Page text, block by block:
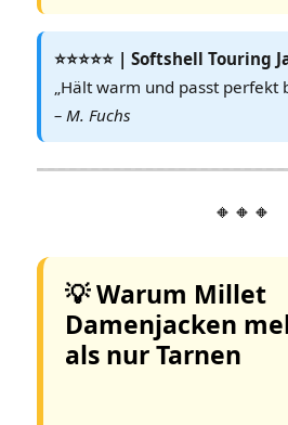
⭐️⭐️⭐️⭐️⭐️ | Softshell Touring
„Hält warm und passt perfekt
– M. Fuchs
🔸🔸🔸
💡 Warum Millet
Damenjacken
als nur Tarnen